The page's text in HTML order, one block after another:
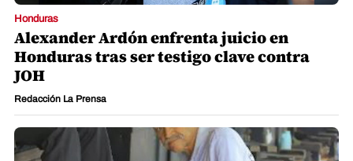
Honduras
Alexander Ardón enfrenta juicio en
Honduras tras ser testigo clave contra
JOH
Redacción La Prensa